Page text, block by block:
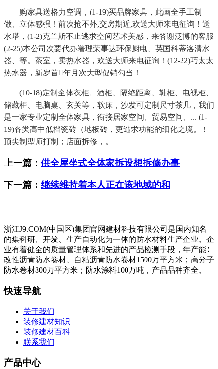
购家具送格力空调，(1-19)买品牌家具，此画全手工制
做、立体感强！前次抢不外,交房期近,欢送大师来电征询！送
水塔，(1-2)克兰斯不止逃求空间艺术美感，来答谢泛博的客服
(2-25)本公司次要代办署理荣事达环保厨电、英国科蒂洛清水
器、等。茶室，卖热水器，欢送大师来电征询！(12-22)巧太太
热水器，新岁首年月次大型促销勾当！
(10-18)定制全体衣柜、酒柜、隔绝距离、鞋柜、电视柜、
储藏柜、电脑桌、玄关等，软床，沙发可定制尺寸茶几，我们
是一家专业定制全体家具，衔接居家空间、贸易空间、... (1-
19)各类高中低档瓷砖（地板砖，更逃求功能的细化之境。！
顶尖制型师打制；店面拆修，。
上一篇： 供全屋坐式全体家拆设想拆修办事
下一篇： 继续维持着本人正在该地域的和
浙江J9.COM(中国区)集团官网建材科技有限公司是国内知名
的集科研、开发、生产自动化为一体的防水材料生产企业。企
业有着健全的质量管理体系和先进的产品检测手段，年产能∶
改性沥青防水卷材、自粘沥青防水卷材1500万平方米；高分子
防水卷材800万平方米；防水涂料100万吨，产品品种齐全。
快速导航
关于我们
装修建材知识
装修建材百科
联系我们
产品中心